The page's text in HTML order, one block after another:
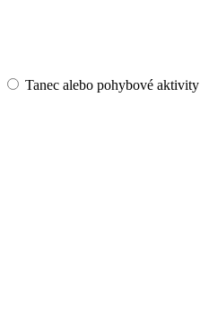
Tanec alebo pohybové aktivity